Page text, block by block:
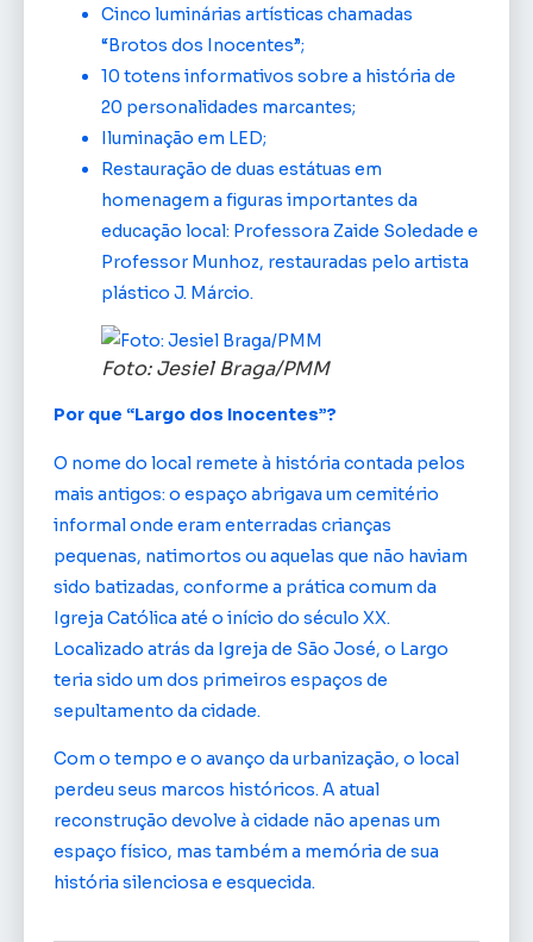
Cinco luminárias artísticas chamadas
“Brotos dos Inocentes”;
10 totens informativos sobre a história de
20 personalidades marcantes;
Iluminação em LED;
Restauração de duas estátuas em
homenagem a figuras importantes da
educação local: Professora Zaide Soledade e
Professor Munhoz, restauradas pelo artista
plástico J. Márcio.
Foto: Jesiel Braga/PMM
Por que “Largo dos Inocentes”?
O nome do local remete à história contada pelos
mais antigos: o espaço abrigava um cemitério
informal onde eram enterradas crianças
pequenas, natimortos ou aquelas que não haviam
sido batizadas, conforme a prática comum da
Igreja Católica até o início do século XX.
Localizado atrás da Igreja de São José, o Largo
teria sido um dos primeiros espaços de
sepultamento da cidade.
Com o tempo e o avanço da urbanização, o local
perdeu seus marcos históricos. A atual
reconstrução devolve à cidade não apenas um
espaço físico, mas também a memória de sua
história silenciosa e esquecida.